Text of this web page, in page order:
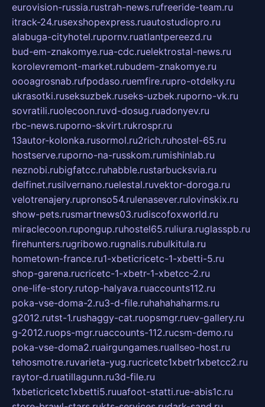
eurovision-russia.rustrah-news.rufreeride-team.ru
itrack-24.rusexshopexpress.ruautostudiopro.ru
alabuga-cityhotel.rupornv.ruatlantpereezd.ru
bud-em-znakomye.rua-cdc.ruelektrostal-news.ru
korolevremont-market.rubudem-znakomye.ru
oooagrosnab.rufpodaso.ruemfire.rupro-otdelky.ru
ukrasotki.ruseksuzbek.ruseks-uzbek.ruporno-vk.ru
sovratili.ruolecoon.ruvd-dosug.ruadonyev.ru
rbc-news.ruporno-skvirt.rukrospr.ru
13autor-kolonka.rusormol.ru2rich.ruhostel-65.ru
hostserve.ruporno-na-russkom.rumishinlab.ru
neznobi.rubigfatcc.ruhabble.rustarbucksvia.ru
delfinet.rusilvernano.ruelestal.ruvektor-doroga.ru
velotrenajery.rupronso54.rulenasever.rulovinskix.ru
show-pets.rusmartnews03.rudiscofoxworld.ru
miraclecoon.rupongup.ruhostel65.ruliura.ruglasspb.ru
firehunters.rugribowo.rugnalis.rubulkitula.ru
hometown-france.ru1-xbeticricetc-1-xbetti-5.ru
shop-garena.rucricetc-1-xbetr-1-xbetcc-2.ru
one-life-story.rutop-halyava.ruaccounts112.ru
poka-vse-doma-2.ru3-d-file.ruhahahaharms.ru
g2012.rutst-1.rushaggy-cat.ruopsmgr.ruev-gallery.ru
g-2012.ruops-mgr.ruaccounts-112.rucsm-demo.ru
poka-vse-doma2.ruairgungames.ruallseo-host.ru
tehosmotre.ruvarieta-yug.rucricetc1xbetr1xbetcc2.ru
raytor-d.ruatillagunn.ru3d-file.ru
1xbeticricetc1xbetti5.ruuafoot-statti.rue-abis1c.ru